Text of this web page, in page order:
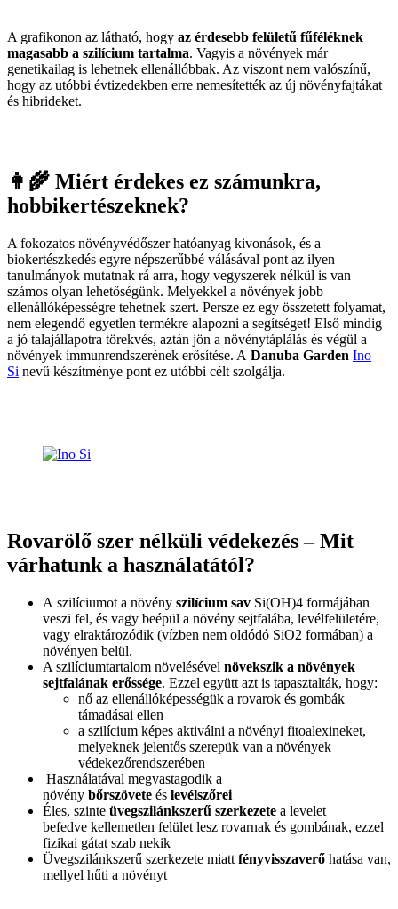
A grafikonon az látható, hogy az érdesebb felületű fűféléknek
magasabb a szilícium tartalma. Vagyis a növények már
genetikailag is lehetnek ellenállóbbak. Az viszont nem valószínű,
hogy az utóbbi évtizedekben erre nemesítették az új növényfajtákat
és hibrideket.
👩‍🌾 Miért érdekes ez számunkra,
hobbikertészeknek?
A fokozatos növényvédőszer hatóanyag kivonások, és a
biokertészkedés egyre népszerűbbé válásával pont az ilyen
tanulmányok mutatnak rá arra, hogy vegyszerek nélkül is van
számos olyan lehetőségünk. Melyekkel a növények jobb
ellenállóképességre tehetnek szert. Persze ez egy összetett folyamat,
nem elegendő egyetlen termékre alapozni a segítséget! Első mindig
a jó talajállapotra törekvés, aztán jön a növénytáplálás és végül a
növények immunrendszerének erősítése. A Danuba Garden Ino
Si nevű készítménye pont ez utóbbi célt szolgálja.
Rovarölő szer nélküli védekezés –Mit
várhatunk a használatától?
A szilíciumot a növény szilícium sav Si(OH)4 formájában
veszi fel, és vagy beépül a növény sejtfalába, levélfelületére,
vagy elraktározódik (vízben nem oldódó SiO2 formában) a
növényen belül.
A szilíciumtartalom növelésével növekszik a növények
sejtfalának erőssége. Ezzel együtt azt is tapasztalták, hogy:
nő az ellenállóképességük a rovarok és gombák
támadásai ellen
a szilícium képes aktiválni a növényi fitoalexineket,
melyeknek jelentős szerepük van a növények
védekezőrendszerében
Használatával megvastagodik a
növény bőrszövete és levélszőrei
Éles, szinte üvegszilánkszerű szerkezete a levelet
befedve kellemetlen felület lesz rovarnak és gombának, ezzel
fizikai gátat szab nekik
Üvegszilánkszerű szerkezete miatt fényvisszaverő hatása van,
mellyel hűti a növényt